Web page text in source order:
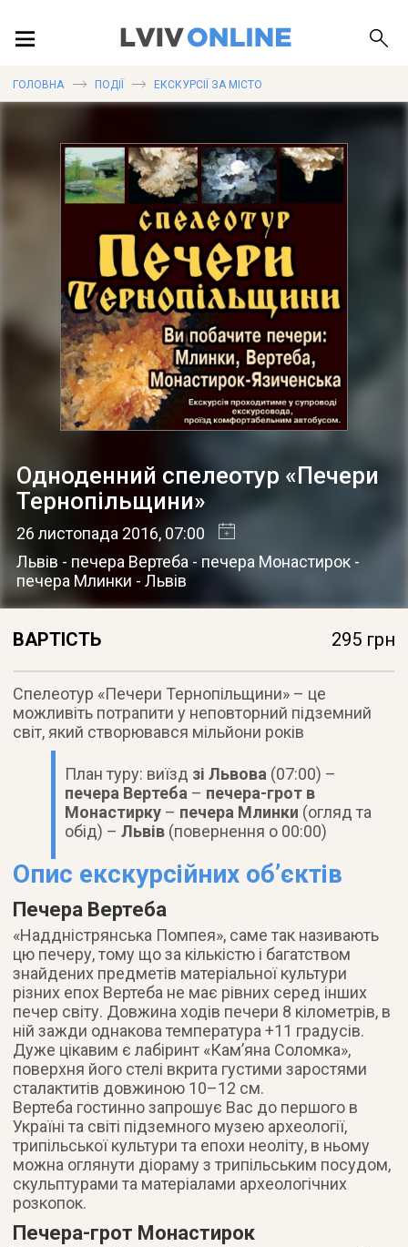
ПУБЛІКАЦІЇ
ДОВІДКА
ГОЛОВНА ПОДІЇ ЕКСКУРСІЇ ЗА МІСТО
Одноденний спелеотур «Печери
Тернопільщини»
26 листопада 2016, 07:00
Львів - печера Вертеба - печера Монастирок -
печера Млинки - Львів
ВАРТІСТЬ 295 грн
Cпелеотур «Печери Тернопільщини» – це
можливіть потрапити у неповторний підземний
світ, який створювався мільйони років
План туру: виїзд зі Львова (07:00) –
печера Вертеба – печера-грот в
Монастирку – печера Млинки (огляд та
обід) –Львів (повернення о 00:00)
Опис екскурсійних об’єктів
Печера Вертеба
«Наддністрянська Помпея», саме так називають
цю печеру, тому що за кількістю і багатством
знайдених предметів матеріальної культури
різних епох Вертеба не має рівних серед інших
печер світу. Довжина ходів печери 8 кілометрів, в
ній зажди однакова температура +11 градусів.
Дуже цікавим є лабіринт «Кам’яна Соломка»,
поверхня його стелі вкрита густими заростями
сталактитів довжиною 10–12 см.
Вертеба гостинно запрошує Вас до першого в
Україні та світі підземного музею археології,
трипільської культури та епохи неоліту, в ньому
можна оглянути діораму з трипільським посудом,
скульптурами та матеріалами археологічних
розкопок.
Печера-грот Монастирок